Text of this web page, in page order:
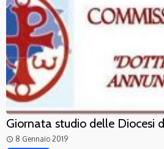
Giornata studio delle Diocesi
access_time 8 Gennaio 2019